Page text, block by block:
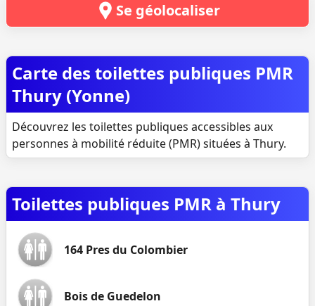
Se géolocaliser
Carte des toilettes publiques PMR
Thury (Yonne)
Découvrez les toilettes publiques accessibles aux
personnes à mobilité réduite (PMR) situées à Thury.
Toilettes publiques PMR à Thury
164 Pres du Colombier
Bois de Guedelon